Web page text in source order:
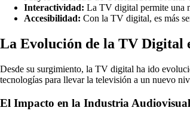
Interactividad: La TV digital permite una
Accesibilidad: Con la TV digital, es más
La Evolución de la TV Digital
Desde su surgimiento, la TV digital ha ido
tecnologías para llevar la televisión a un nuevo
El Impacto en la Industria Audiovisual